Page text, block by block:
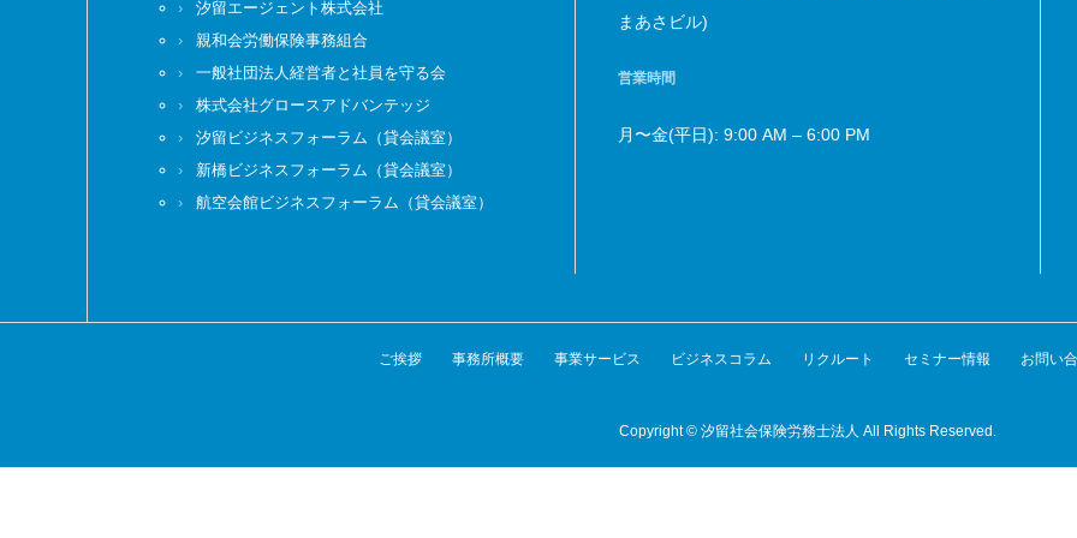
汐留エージェント株式会社
親和会労働保険事務組合
一般社団法人経営者と社員を守る会
株式会社グロースアドバンテッジ
汐留ビジネスフォーラム（貸会議室）
新橋ビジネスフォーラム（貸会議室）
航空会館ビジネスフォーラム（貸会議室）
まあさビル)
営業時間
月〜金(平日): 9:00 AM – 6:00 PM
ご挨拶 事務所概要 事業サービス ビジネスコラム リクルート セミナー情報 お問い
Copyright © 汐留社会保険労務士法人 All Rights Reserved.